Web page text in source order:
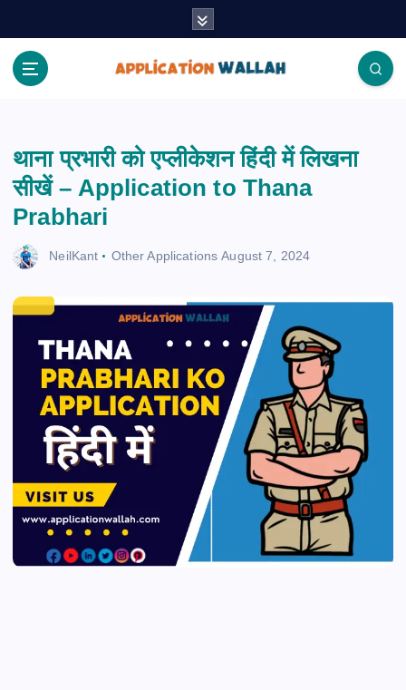
थाना प्रभारी को एप्लीकेशन हिंदी में लिखना
सीखें – Application to Thana
Prabhari
NeilKant Other Applications August 7, 2024